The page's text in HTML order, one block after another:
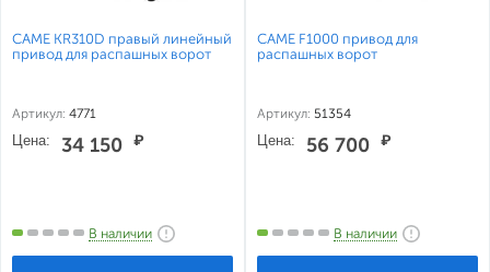
CAME KR310D правый линейный
привод для распашных ворот
Артикул: 4771
Цена: 34 150 ₽
В наличии
CAME F1000 привод для
распашных ворот
Артикул: 51354
Цена: 56 700 ₽
В наличии